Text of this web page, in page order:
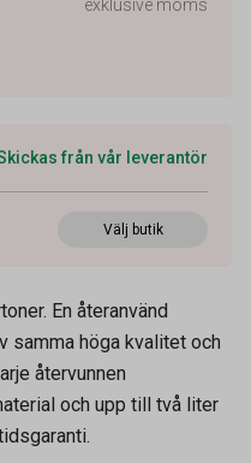
exklusive moms
från vår leverantör
Välj butik
En återanvänd
samma höga kvalitet och
återvunnen
och upp till två liter